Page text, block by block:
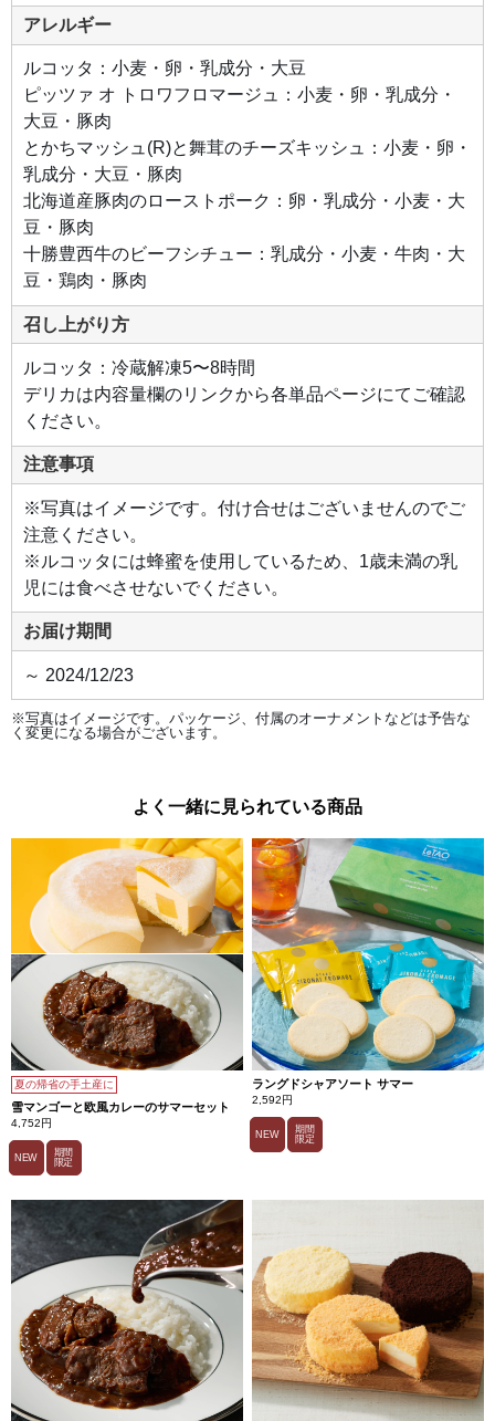
入
り、
程よ
い脂
とお
肉の
旨味
をし
っか
感じ
られ
る北
海道
産豚
肩ロ
ース
肉を
使
用。
●十
勝豊
西牛
のビ
ーフ
シチ
ュー
十勝
豊西
牛の
肩ロ
ース
肉
を、
こだ
わり
のデ
ミグ
ソー
じっ
くり
やわ
く煮
で。
風味
と食
え、
コク
深く
仕上
げま
た。
アレルギー
ルコッタ：小麦・卵・乳成分・大豆
ピッツァ オ トロワフロマージュ：小麦・卵・乳成分・
大豆・豚肉
とかちマッシュ(R)と舞茸のチーズキッシュ：小麦・卵・
乳成分・大豆・豚肉
北海道産豚肉のローストポーク：卵・乳成分・小麦・大
豆・豚肉
十勝豊西牛のビーフシチュー：乳成分・小麦・牛肉・大
豆・鶏肉・豚肉
召し上がり方
ルコッタ：冷蔵解凍5〜8時間
デリカは内容量欄のリンクから各単品ページにてご確認
ください。
注意事項
※写真はイメージです。付け合せはございませんのでご
注意ください。
※ルコッタには蜂蜜を使用しているため、1歳未満の乳
児には食べさせないでください。
お届け期間
～ 2024/12/23
※写真はイメージです。パッケージ、付属のオーナメントなどは予告な
く変更になる場合がございます。
よく一緒に見られている商品
夏の帰省の手土産に
雪マンゴーと欧風カレーのサマーセット
4,752円
NEW
期間
限定
ラングドシャアソート サマー
2,592円
NEW
期間
限定